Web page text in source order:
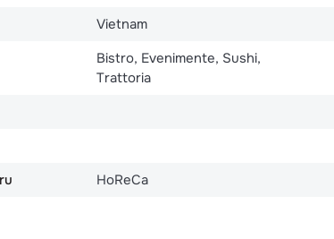
Vietnam
Bistro, Evenimente, Sushi,
Trattoria
HoReCa